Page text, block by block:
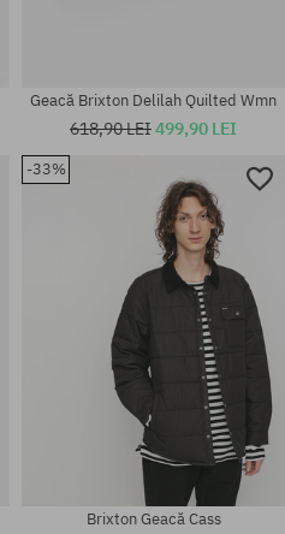
Geacă Brixton Delilah Quilted Wmn
618,90 LEI499,90 LEI
-33%
Brixton Geacă Cass